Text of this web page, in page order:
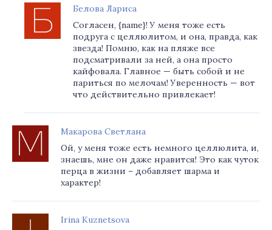
Белова Лариса
Согласен, {name}! У меня тоже есть
подруга с целлюлитом, и она, правда, как
звезда! Помню, как на пляже все
подсматривали за ней, а она просто
кайфовала. Главное — быть собой и не
париться по мелочам! Уверенность — вот
что действительно привлекает!
Макарова Светлана
Ой, у меня тоже есть немного целлюлита, и,
знаешь, мне он даже нравится! Это как чуток
перца в жизни – добавляет шарма и
характер!
Irina Kuznetsova